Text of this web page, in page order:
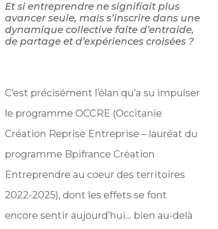
Et si entreprendre ne signifiait plus
avancer seule, mais s’inscrire dans une
dynamique collective faite d’entraide,
de partage et d’expériences croisées ?
C’est précisément l’élan qu’a su impulser
le programme OCCRE (Occitanie
Création Reprise Entreprise – lauréat du
programme Bpifrance Création
Entreprendre au coeur des territoires
2022-2025), dont les effets se font
encore sentir aujourd’hui… bien au-delà